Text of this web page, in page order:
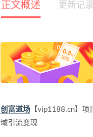
正文概述 更新记录
创富道场 【vip1188.cn】
域引流变现